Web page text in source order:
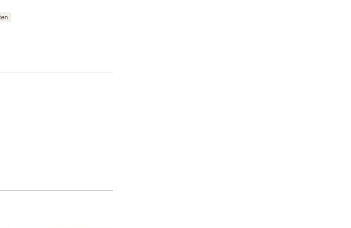
wird, vollständig aus und